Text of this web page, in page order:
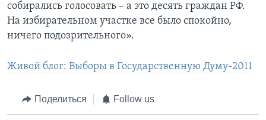
собирались голосовать – а это десять граждан РФ.
На избирательном участке все было спокойно,
ничего подозрительного».
Живой блог: Выборы в Государственную Думу-2011
Поделиться Follow us